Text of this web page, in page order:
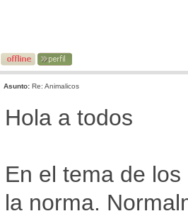
Asunto: Re: Animalicos
Hola a todos
En el tema de
la norma.